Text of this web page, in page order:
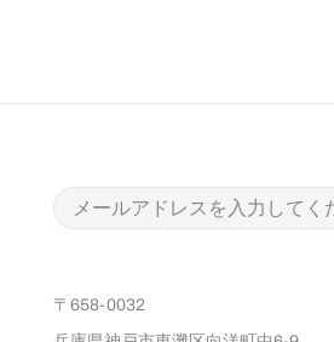
〒658-0032